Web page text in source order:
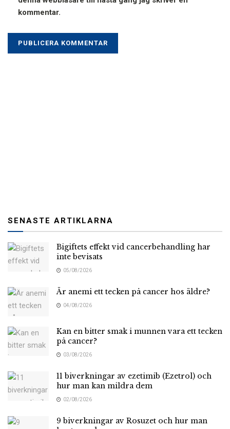
kommentar.
SENASTE ARTIKLARNA
Bigiftets effekt vid cancerbehandling har
inte bevisats
05/08/2026
Är anemi ett tecken på cancer hos äldre?
04/08/2026
Kan en bitter smak i munnen vara ett tecken
på cancer?
03/08/2026
11 biverkningar av ezetimib (Ezetrol) och
hur man kan mildra dem
02/08/2026
9 biverkningar av Rosuzet och hur man